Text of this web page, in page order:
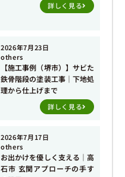
詳しく見る
2026年7月23日
others
【施工事例（堺市）】サビた
鉄骨階段の塗装工事｜下地処
理から仕上げまで
詳しく見る
2026年7月17日
others
お出かけを優しく支える｜高
石市 玄関アプローチの手す